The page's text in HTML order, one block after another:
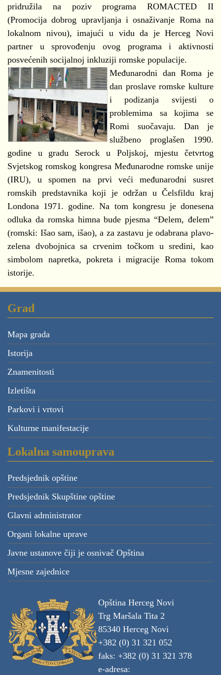
pridružila na poziv programa ROMACTED II
(Promocija dobrog upravljanja i osnaživanje Roma na
lokalnom nivou), imajući u vidu da je Herceg Novi
partner u sprovođenju ovog programa i aktivnosti
posvećenih socijalnoj inkluziji romske populacije.
Međunarodni dan Roma je
dan proslave romske kulture
i podizanja svijesti o
problemima sa kojima se
Romi suočavaju. Dan je
službeno proglašen 1990.
godine u gradu Serock u Poljskoj, mjestu četvrtog
Svjetskog romskog kongresa Međunarodne romske unije
(IRU), u spomen na prvi veći međunarodni susret
romskih predstavnika koji je održan u Čelsfildu kraj
Londona 1971. godine. Na tom kongresu je donesena
odluka da romska himna bude pjesma “Đelem, đelem”
(romski: Išao sam, išao), a za zastavu je odabrana plavo-
zelena dvobojnica sa crvenim točkom u sredini, kao
simbolom napretka, pokreta i migracije Roma tokom
istorije.
Grad
Mapa grada
Istorija
Znamenitosti
Izletišta
Parkovi i vrtovi
Kulturne manifestacije
Lokalna samouprava
Predsjednik opštine
Predsjednik Skupštine opštine
Glavni administrator
Organi lokalne uprave
Javne ustanove čiji je osnivač Opština
Mjesne zajednice
Opština Herceg Novi
Trg Maršala Tita 2
85340 Herceg Novi
+382 (0) 31 321 052
faks: +382 (0) 31 321 378
e-adresa: